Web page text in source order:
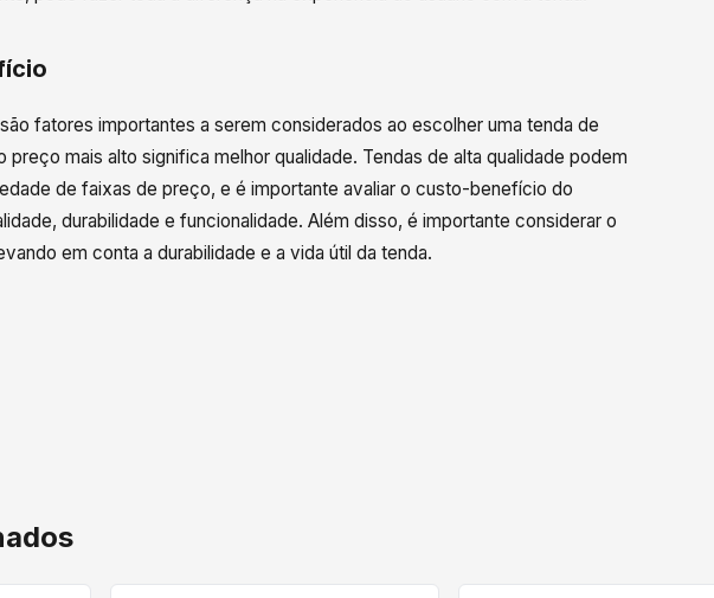
fatores importantes a serem considerados ao escolher uma tenda de
preço mais alto significa melhor qualidade. Tendas de alta qualidade podem
de faixas de preço, e é importante avaliar o custo-benefício do
durabilidade e funcionalidade. Além disso, é importante considerar o
em conta a durabilidade e a vida útil da tenda.